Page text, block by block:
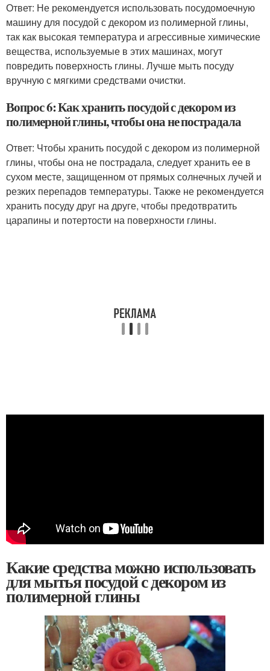
Ответ: Не рекомендуется использовать посудомоечную
машину для посудой с декором из полимерной глины,
так как высокая температура и агрессивные химические
вещества, используемые в этих машинах, могут
повредить поверхность глины. Лучше мыть посуду
вручную с мягкими средствами очистки.
Вопрос 6: Как хранить посудой с декором из
полимерной глины, чтобы она не пострадала
Ответ: Чтобы хранить посудой с декором из полимерной
глины, чтобы она не пострадала, следует хранить ее в
сухом месте, защищенном от прямых солнечных лучей и
резких перепадов температуры. Также не рекомендуется
хранить посуду друг на друге, чтобы предотвратить
царапины и потертости на поверхности глины.
Какие средства можно использовать
для мытья посудой с декором из
полимерной глины